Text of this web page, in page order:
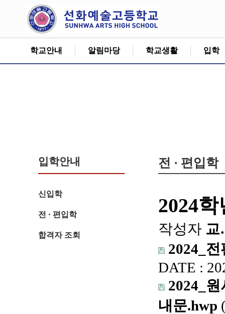
학교안내 알림마당 학교생활 입학
입학안내
신입학
전 · 편입학
합격자 조회
전 · 편입학
2024
작성자
2024_
DATE :
2024_
내문.hwp